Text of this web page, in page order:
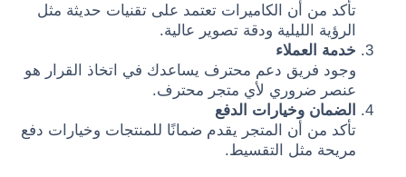
تأكد من أن الكاميرات تعتمد على تقنيات حديثة مثل
الرؤية الليلية ودقة تصوير عالية.
خدمة العملاء
وجود فريق دعم محترف يساعدك في اتخاذ القرار هو
عنصر ضروري لأي متجر محترف.
الضمان وخيارات الدفع
تأكد من أن المتجر يقدم ضمانًا للمنتجات وخيارات دفع
مريحة مثل التقسيط.